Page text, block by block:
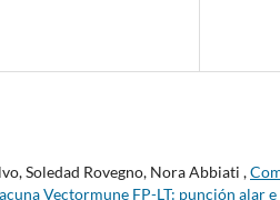
Soledad Rovegno, Nora Abbiati ,
Vectormune FP-LT: punción alar